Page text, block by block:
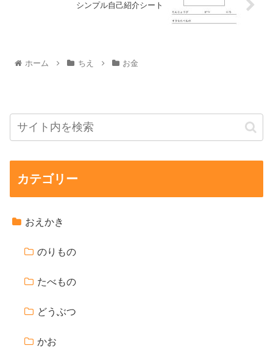
シンプル自己紹介シート
ホーム ちえ お金
カテゴリー
おえかき
のりもの
たべもの
どうぶつ
かお